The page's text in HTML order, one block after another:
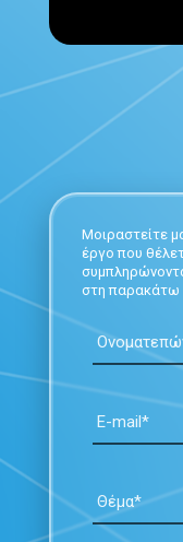
Μοιραστείτε
έργο που
στη παρακάτω